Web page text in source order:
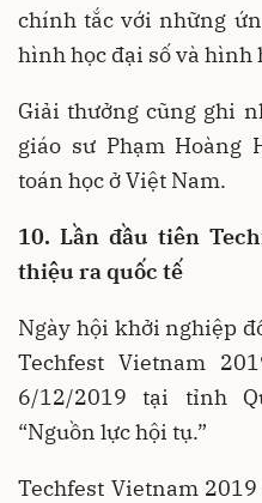
chính tắc với những
hình học đại số và hình
Giải thưởng cũng ghi
giáo sư Phạm Hoàng
toán học ở Việt Nam.
10. Lần đầu tiên
thiệu ra quốc tế
Ngày hội khởi nghiệp
Techfest Vietnam
6/12/2019 tại tỉnh
“Nguồn lực hội tụ.”
Techfest Vietnam